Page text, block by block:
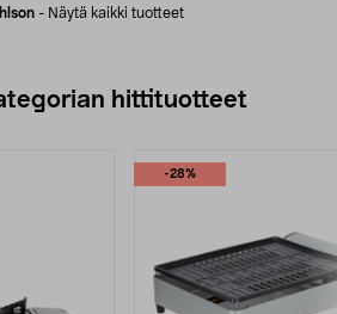
- Näytä kaikki tuotteet
hittituotteet
-28%